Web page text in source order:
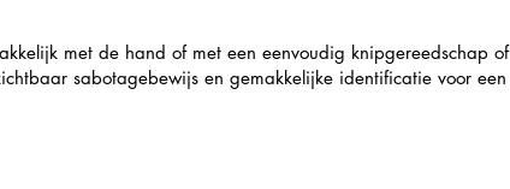
met de hand of met een eenvoudig knipgereedschap of
sabotagebewijs en gemakkelijke identificatie voor een